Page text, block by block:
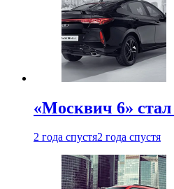
«Москвич 6»
2 года спустя2 года спустя